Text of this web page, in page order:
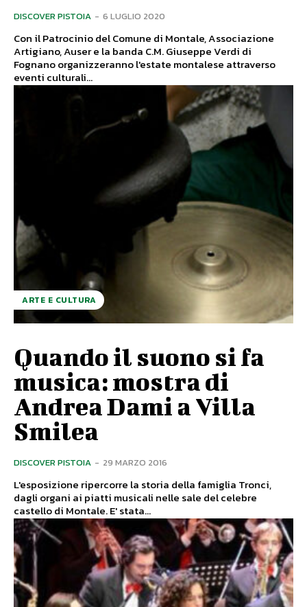
DISCOVER PISTOIA - 6 LUGLIO 2020
Con il Patrocinio del Comune di Montale, Associazione
Artigiano, Auser e la banda C.M. Giuseppe Verdi di
Fognano organizzeranno l'estate montalese attraverso
eventi culturali...
ARTE E CULTURA
Quando il suono si fa
musica: mostra di
Andrea Dami a Villa
Smilea
DISCOVER PISTOIA - 29 MARZO 2016
L'esposizione ripercorre la storia della famiglia Tronci,
dagli organi ai piatti musicali nelle sale del celebre
castello di Montale. E' stata...